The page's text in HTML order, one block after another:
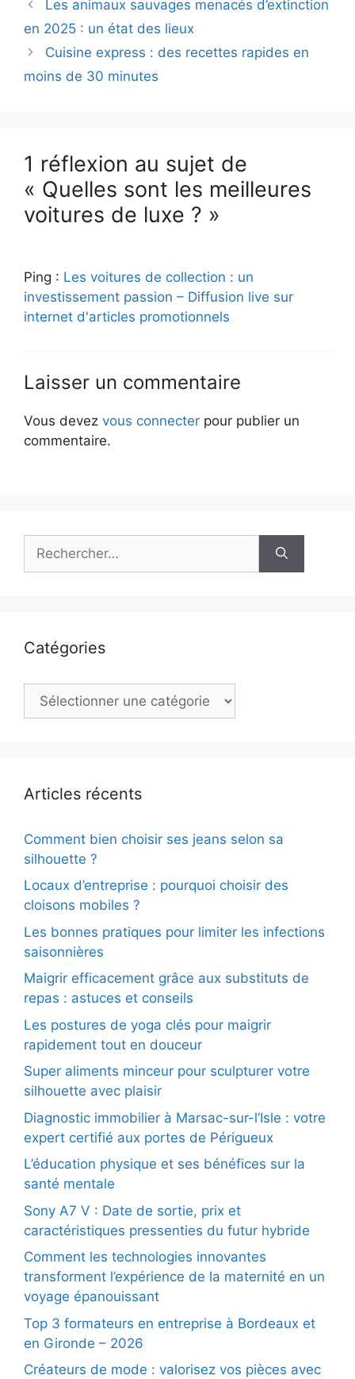
Les animaux sauvages menacés d’extinction
en 2025 : un état des lieux
Cuisine express : des recettes rapides en
moins de 30 minutes
1 réflexion au sujet de
« Quelles sont les meilleures
voitures de luxe ? »
Ping : Les voitures de collection : un
investissement passion – Diffusion live sur
internet d'articles promotionnels
Laisser un commentaire
Vous devez vous connecter pour publier un
commentaire.
Catégories
Catégories
Articles récents
Comment bien choisir ses jeans selon sa
silhouette ?
Locaux d’entreprise : pourquoi choisir des
cloisons mobiles ?
Les bonnes pratiques pour limiter les infections
saisonnières
Maigrir efficacement grâce aux substituts de
repas : astuces et conseils
Les postures de yoga clés pour maigrir
rapidement tout en douceur
Super aliments minceur pour sculpturer votre
silhouette avec plaisir
Diagnostic immobilier à Marsac-sur-l’Isle : votre
expert certifié aux portes de Périgueux
L’éducation physique et ses bénéfices sur la
santé mentale
Sony A7 V : Date de sortie, prix et
caractéristiques pressenties du futur hybride
Comment les technologies innovantes
transforment l’expérience de la maternité en un
voyage épanouissant
Top 3 formateurs en entreprise à Bordeaux et
en Gironde – 2026
Créateurs de mode : valorisez vos pièces avec